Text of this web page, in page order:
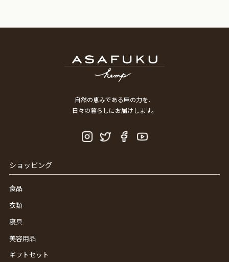
自然の恵みである麻の力を、
日々の暮らしにお届けします。
ショッピング
食品
衣類
寝具
美容用品
ギフトセット